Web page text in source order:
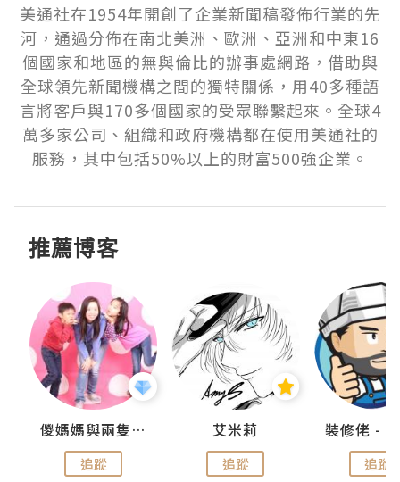
美通社在1954年開創了企業新聞稿發佈行業的先
河，通過分佈在南北美洲、歐洲、亞洲和中東16
個國家和地區的無與倫比的辦事處網路，借助與
全球領先新聞機構之間的獨特關係，用40多種語
言將客戶與170多個國家的受眾聯繫起來。全球4
萬多家公司、組織和政府機構都在使用美通社的
服務，其中包括50%以上的財富500強企業。
推薦博客
儍媽媽與兩隻小魔怪之家
追蹤
艾米莉
追蹤 追蹤